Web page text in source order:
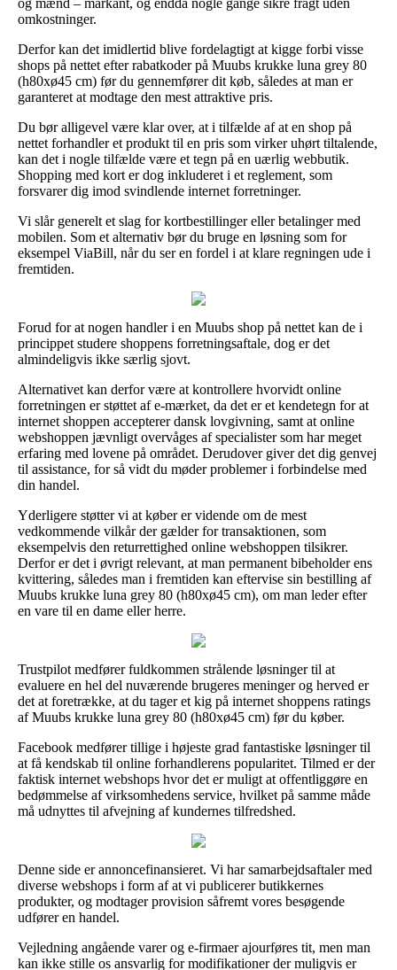
omkostninger.
Derfor kan det imidlertid blive fordelagtigt at kigge forbi visse
shops på nettet efter rabatkoder på Muubs krukke luna grey 80
(h80xø45 cm) før du gennemfører dit køb, således at man er
garanteret at modtage den mest attraktive pris.
Du bør alligevel være klar over, at i tilfælde af at en shop på
nettet forhandler et produkt til en pris som virker uhørt tiltalende,
kan det i nogle tilfælde være et tegn på en uærlig webbutik.
Shopping med kort er dog inkluderet i et reglement, som
forsvarer dig imod svindlende internet forretninger.
Vi slår generelt et slag for kortbestillinger eller betalinger med
mobilen. Som et alternativ bør du bruge en løsning som for
eksempel ViaBill, når du ser en fordel i at klare regningen ude i
fremtiden.
Forud for at nogen handler i en Muubs shop på nettet kan de i
princippet studere shoppens forretningsaftale, dog er det
almindeligvis ikke særlig sjovt.
Alternativet kan derfor være at kontrollere hvorvidt online
forretningen er støttet af e-mærket, da det er et kendetegn for at
internet shoppen accepterer dansk lovgivning, samt at online
webshoppen jævnligt overvåges af specialister som har meget
erfaring med lovene på området. Derudover giver det dig genvej
til assistance, for så vidt du møder problemer i forbindelse med
din handel.
Yderligere støtter vi at køber er vidende om de mest
vedkommende vilkår der gælder for transaktionen, som
eksempelvis den returrettighed online webshoppen tilsikrer.
Derfor er det i øvrigt relevant, at man permanent bibeholder ens
kvittering, således man i fremtiden kan eftervise sin bestilling af
Muubs krukke luna grey 80 (h80xø45 cm), om man leder efter
en vare til en dame eller herre.
Trustpilot medfører fuldkommen strålende løsninger til at
evaluere en hel del nuværende brugeres meninger og herved er
det at foretrække, at du tager et kig på internet shoppens ratings
af Muubs krukke luna grey 80 (h80xø45 cm) før du køber.
Facebook medfører tillige i højeste grad fantastiske løsninger til
at få kendskab til online forhandlerens popularitet. Tilmed er der
faktisk internet webshops hvor det er muligt at offentliggøre en
bedømmelse af virksomhedens service, hvilket på samme måde
må udnyttes til afvejning af kundernes tilfredshed.
Denne side er annoncefinansieret. Vi har samarbejdsaftaler med
diverse webshops i form af at vi publicerer butikkernes
produkter, og modtager provision såfremt vores besøgende
udfører en handel.
Vejledning angående varer og e-firmaer ajourføres tit, men man
kan ikke stille os ansvarlig for modifikationer der muligvis er